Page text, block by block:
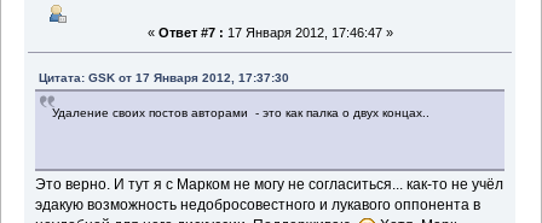
« Ответ #7 : 17 Января 2012, 17:46:47 »
Цитата: GSK от 17 Января 2012, 17:37:30
Удаление своих постов авторами - это как палка о двух концах..
Это верно. И тут я с Марком не могу не согласиться... как-то не учёл
эдакую возможность недобросовестного и лукавого оппонента в